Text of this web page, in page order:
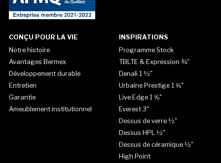
CONÇU POUR LA VIE
Notre histoire
Avantages Bermex
Développement durable
Entretien
Garantie
Ameublement institutionnel
INSPIRATIONS
Programme Stock
TBLTE & Expression ¾"
Denali 1 ½"
Urbaine Prestige 1 ⅝"
Live Edge 1 ⅝"
Everest 3"
Dessus de verre ½"
Dessus HPL ½"
Dessus de céramique ½"
High Point